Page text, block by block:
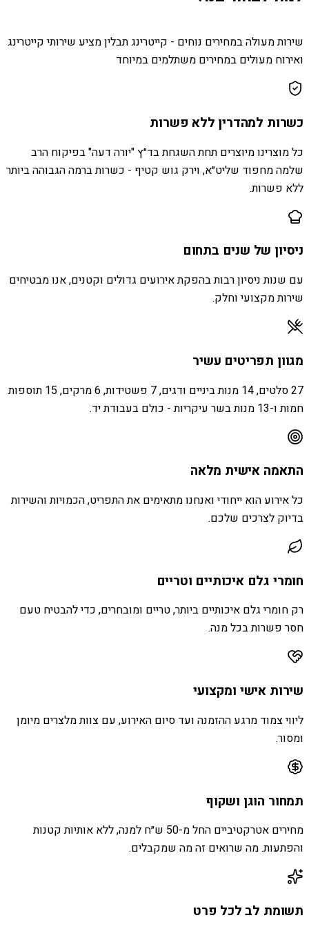
שירות מעולה במחירים נוחים - קייטרינג תבלין מציע שירותי קייטרינג
ואירוח מעולים במחירים משתלמים במיוחד
כשרות למהדרין ללא פשרות
כל מוצרינו מיוצרים תחת השגחת בד״ץ "יורה דעה" בפיקוח הרב
שלמה מחפוד שליט״א, וירק גוש קטיף - כשרות ברמה הגבוהה ביותר
ללא פשרות.
ניסיון של שנים בתחום
עם שנות ניסיון רבות בהפקת אירועים גדולים וקטנים, אנו מבטיחים
שירות מקצועי וחלק.
מגוון תפריטים עשיר
27 סלטים, 14 מנות ביניים ודגים, 7 פשטידות, 6 מרקים, 15 תוספות
חמות ו-13 מנות בשר עיקריות - כולם בעבודת יד.
התאמה אישית מלאה
כל אירוע הוא ייחודי ואנחנו מתאימים את התפריט, הכמויות והשירות
בדיוק לצרכים שלכם.
חומרי גלם איכותיים וטריים
רק חומרי גלם איכותיים ביותר, טריים ומובחרים, כדי להבטיח טעם
חסר פשרות בכל מנה.
שירות אישי ומקצועי
ליווי צמוד מרגע ההזמנה ועד סיום האירוע, עם צוות מלצרים מיומן
ומסור.
תמחור הוגן ושקוף
מחירים אטרקטיביים החל מ-50 ש״ח למנה, ללא אותיות קטנות
והפתעות. מה שרואים זה מה שמקבלים.
תשומת לב לכל פרט